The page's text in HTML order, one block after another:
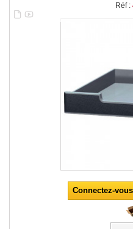
Réf :
Connectez-